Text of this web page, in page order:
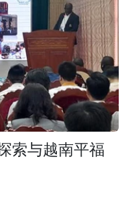
索与越南平福